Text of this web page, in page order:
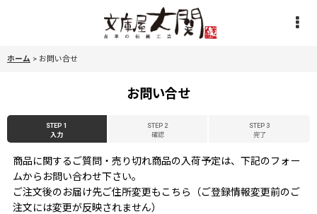
ホーム > お問い合せ
お問い合せ
STEP 1
入力
STEP 2
確認
STEP 3
完了
商品に関するご質問・売り切れ商品の入荷予定は、下記のフォー
ムからお問い合わせ下さい。
ご注文後のお届け先ご住所変更もこちら（ご登録情報変更前のご
注文には変更が反映されません）